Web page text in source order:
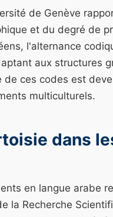
de Genève
et du degré de
l'alternance
aux structures
ces codes est
multiculturels.
dans
en langue arabe
la Recherche